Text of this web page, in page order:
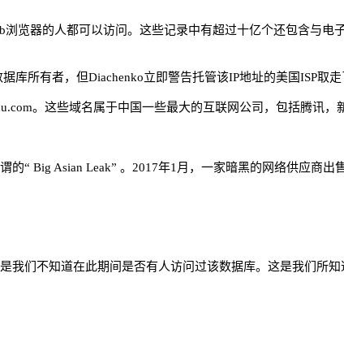
览器的人都可以访问。这些记录中有超过十亿个还包含与电
库所有者，但Diachenko立即警告托管该IP地址的美国ISP取走
。这些域名属于中国一些最大的互联网公司，包括腾讯，
“ Big Asian Leak” 。2017年1月，一家暗黑的网络供应商出
们不知道在此期间是否有人访问过该数据库。这是我们所知